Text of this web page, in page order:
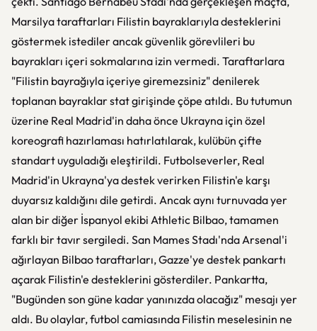
Marsilya taraftarları Filistin bayraklarıyla desteklerini
göstermek istediler ancak güvenlik görevlileri bu
bayrakları içeri sokmalarına izin vermedi. Taraftarlara
"Filistin bayrağıyla içeriye giremezsiniz" denilerek
toplanan bayraklar stat girişinde çöpe atıldı. Bu tutumun
üzerine Real Madrid'in daha önce Ukrayna için özel
koreografi hazırlaması hatırlatılarak, kulübün çifte
standart uyguladığı eleştirildi. Futbolseverler, Real
Madrid'in Ukrayna'ya destek verirken Filistin'e karşı
duyarsız kaldığını dile getirdi. Ancak aynı turnuvada yer
alan bir diğer İspanyol ekibi Athletic Bilbao, tamamen
farklı bir tavır sergiledi. San Mames Stadı'nda Arsenal'i
ağırlayan Bilbao taraftarları, Gazze'ye destek pankartı
açarak Filistin'e desteklerini gösterdiler. Pankartta,
"Bugünden son güne kadar yanınızda olacağız" mesajı yer
aldı. Bu olaylar, futbol camiasında Filistin meselesinin ne